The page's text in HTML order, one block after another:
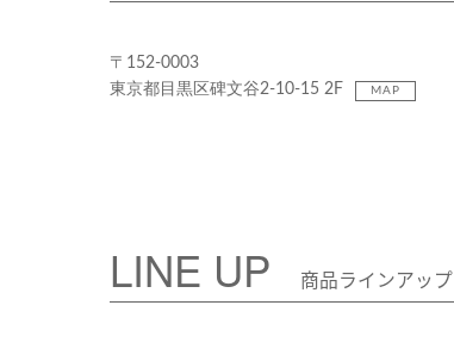
〒152-0003
東京都目黒区碑文谷2-10-15 2F
MAP
LINE UP 商品ラインアップ